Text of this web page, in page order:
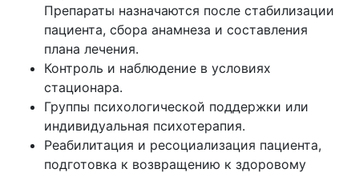
Препараты назначаются после стабилизации
пациента, сбора анамнеза и составления
плана лечения.
Контроль и наблюдение в условиях
стационара.
Группы психологической поддержки или
индивидуальная психотерапия.
Реабилитация и ресоциализация пациента,
подготовка к возвращению к здоровому